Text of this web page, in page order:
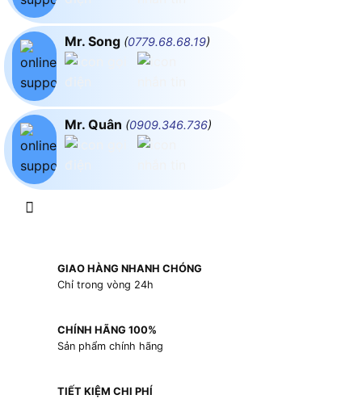
Mr. Song (0779.68.68.19)
Mr. Quân (0909.346.736)
GIAO HÀNG NHANH CHÓNG
Chỉ trong vòng 24h
CHÍNH HÃNG 100%
Sản phẩm chính hãng
TIẾT KIỆM CHI PHÍ